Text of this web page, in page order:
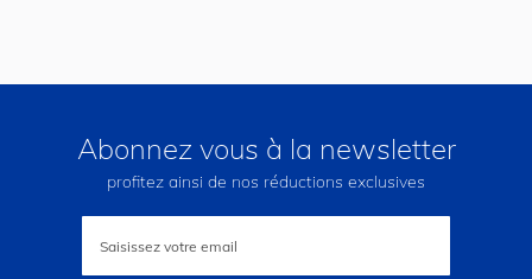
Abonnez vous à la newsletter
profitez ainsi de nos réductions exclusives